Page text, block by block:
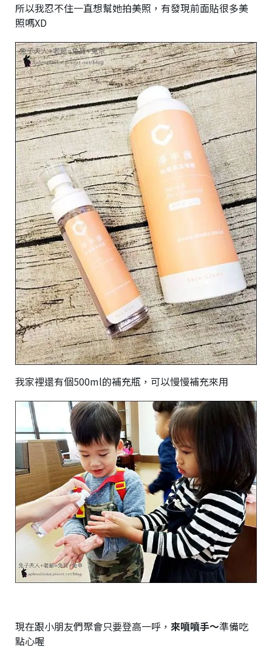
所以我忍不住一直想幫她拍美照，有發現前面貼很多美
照嗎XD
我家裡還有個500ml的補充瓶，可以慢慢補充來用
現在跟小朋友們聚會只要登高一呼， 來噴噴手～準備吃
點心喔